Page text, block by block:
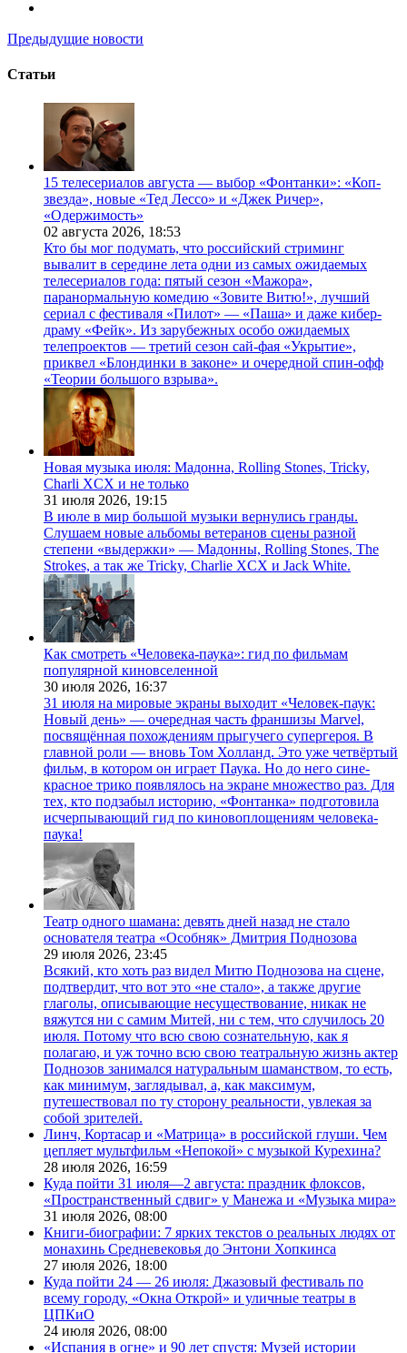
Предыдущие новости
Статьи
15 телесериалов августа — выбор «Фонтанки»: «Коп-
звезда», новые «Тед Лессо» и «Джек Ричер»,
«Одержимость»
02 августа 2026, 18:53
Кто бы мог подумать, что российский стриминг
вывалит в середине лета одни из самых ожидаемых
телесериалов года: пятый сезон «Мажора»,
паранормальную комедию «Зовите Витю!», лучший
сериал с фестиваля «Пилот» — «Паша» и даже кибер-
драму «Фейк». Из зарубежных особо ожидаемых
телепроектов — третий сезон сай-фая «Укрытие»,
приквел «Блондинки в законе» и очередной спин-офф
«Теории большого взрыва».
Новая музыка июля: Мадонна, Rolling Stones, Tricky,
Charli XCX и не только
31 июля 2026, 19:15
В июле в мир большой музыки вернулись гранды.
Слушаем новые альбомы ветеранов сцены разной
степени «выдержки» — Мадонны, Rolling Stones, The
Strokes, а так же Tricky, Charlie XCX и Jack White.
Как смотреть «Человека-паука»: гид по фильмам
популярной киновселенной
30 июля 2026, 16:37
31 июля на мировые экраны выходит «Человек-паук:
Новый день» — очередная часть франшизы Marvel,
посвящённая похождениям прыгучего супергероя. В
главной роли — вновь Том Холланд. Это уже четвёртый
фильм, в котором он играет Паука. Но до него сине-
красное трико появлялось на экране множество раз. Для
тех, кто подзабыл историю, «Фонтанка» подготовила
исчерпывающий гид по киновоплощениям человека-
паука!
Театр одного шамана: девять дней назад не стало
основателя театра «Особняк» Дмитрия Поднозова
29 июля 2026, 23:45
Всякий, кто хоть раз видел Митю Поднозова на сцене,
подтвердит, что вот это «не стало», а также другие
глаголы, описывающие несуществование, никак не
вяжутся ни с самим Митей, ни с тем, что случилось 20
июля. Потому что всю свою сознательную, как я
полагаю, и уж точно всю свою театральную жизнь актер
Поднозов занимался натуральным шаманством, то есть,
как минимум, заглядывал, а, как максимум,
путешествовал по ту сторону реальности, увлекая за
собой зрителей.
Линч, Кортасар и «Матрица» в российской глуши. Чем
цепляет мультфильм «Непокой» с музыкой Курехина?
28 июля 2026, 16:59
Куда пойти 31 июля—2 августа: праздник флоксов,
«Пространственный сдвиг» у Манежа и «Музыка мира»
31 июля 2026, 08:00
Книги-биографии: 7 ярких текстов о реальных людях от
монахинь Средневековья до Энтони Хопкинса
27 июля 2026, 18:00
Куда пойти 24 — 26 июля: Джазовый фестиваль по
всему городу, «Окна Открой» и уличные театры в
ЦПКиО
24 июля 2026, 08:00
«Испания в огне» и 90 лет спустя: Музей истории